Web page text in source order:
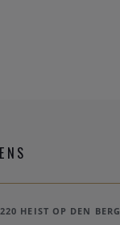
HEIST OP DEN BERG